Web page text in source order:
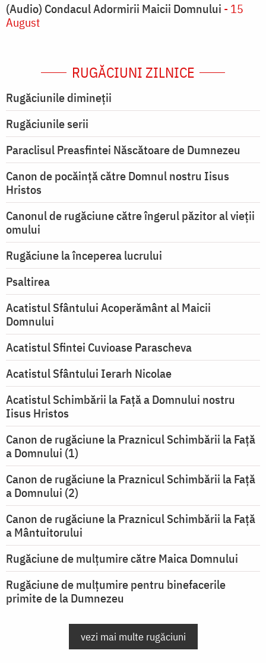
(Audio) Condacul Adormirii Maicii Domnului - 15
August
RUGĂCIUNI ZILNICE
Rugăciunile dimineții
Rugăciunile serii
Paraclisul Preasfintei Născătoare de Dumnezeu
Canon de pocăință către Domnul nostru Iisus
Hristos
Canonul de rugăciune către îngerul păzitor al vieții
omului
Rugăciune la începerea lucrului
Psaltirea
Acatistul Sfântului Acoperământ al Maicii
Domnului
Acatistul Sfintei Cuvioase Parascheva
Acatistul Sfântului Ierarh Nicolae
Acatistul Schimbării la Faţă a Domnului nostru
Iisus Hristos
Canon de rugăciune la Praznicul Schimbării la Faţă
a Domnului (1)
Canon de rugăciune la Praznicul Schimbării la Faţă
a Domnului (2)
Canon de rugăciune la Praznicul Schimbării la Față
a Mântuitorului
Rugăciune de mulţumire către Maica Domnului
Rugăciune de mulțumire pentru binefacerile
primite de la Dumnezeu
vezi mai multe rugăciuni